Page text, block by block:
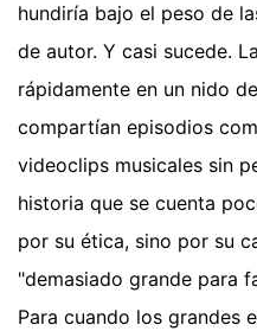
hundiría bajo el peso de
de autor. Y casi sucede.
rápidamente en un nido
compartían episodios
videoclips musicales sin
historia que se cuenta
por su ética, sino por su
"demasiado grande para
Para cuando los grandes